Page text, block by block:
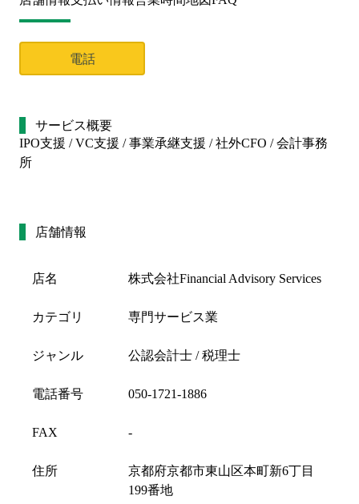
電話
サービス概要
IPO支援 / VC支援 / 事業承継支援 / 社外CFO / 会計事務
所
店舗情報
店名 株式会社Financial Advisory Services
カテゴリ 専門サービス業
ジャンル 公認会計士 / 税理士
電話番号 050-1721-1886
FAX -
住所
京都府京都市東山区本町新6丁目
199番地